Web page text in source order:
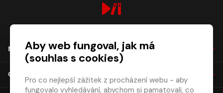
NÁKUP
O SPOLEČNOSTI
Aby web fungoval, jak má
(souhlas s cookies)
Pro co nejlepší zážitek z procházení webu - aby
fungovalo vyhledávání, abychom si pamatovali, co